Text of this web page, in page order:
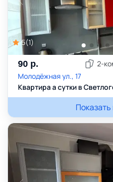
5(1)
90 р. 2-
Молодёжная ул., 17
Квартира а сутки в
Показать